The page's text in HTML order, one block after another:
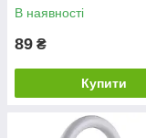
В наявності
89 ₴
Купити